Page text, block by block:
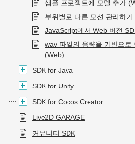
샘플 프로젝트에 모델 추가
부위별로 다른 모션 관리하기
JavaScript에서 Web 버전
wav 파일의 음량을 기반으로
(Web)
SDK for Java
SDK for Unity
SDK for Cocos Creator
Live2D GARAGE
커뮤니티 SDK